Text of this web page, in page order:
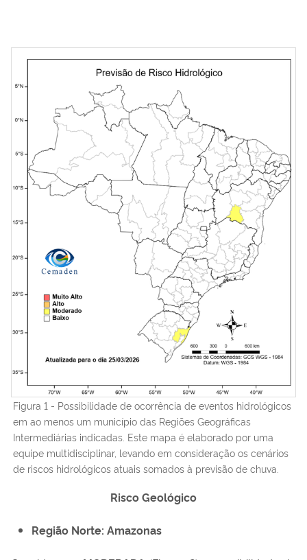
Figura 1 - Possibilidade de ocorrência de eventos hidrológicos
em ao menos um município das Regiões Geográficas
Intermediárias indicadas. Este mapa é elaborado por uma
equipe multidisciplinar, levando em consideração os cenários
de riscos hidrológicos atuais somados à previsão de chuva.
Risco Geológico
Região Norte: Amazonas